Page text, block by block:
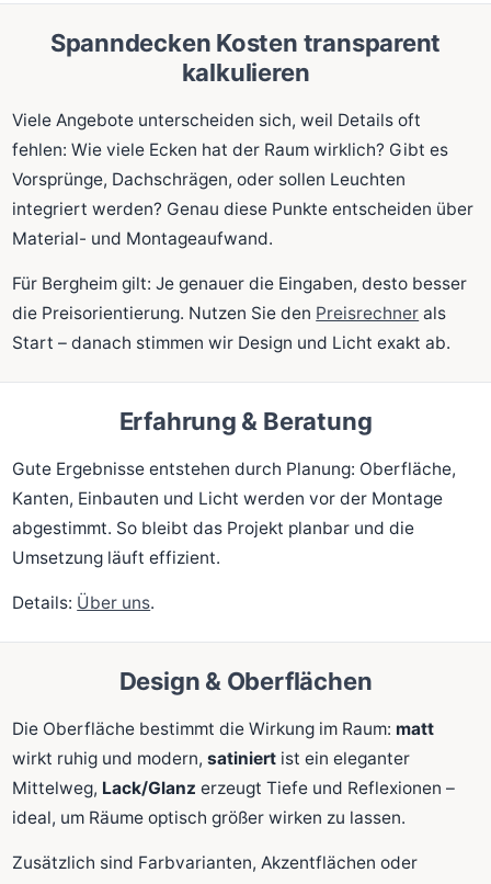
Spanndecken Kosten transparent
kalkulieren
Viele Angebote unterscheiden sich, weil Details oft
fehlen: Wie viele Ecken hat der Raum wirklich? Gibt es
Vorsprünge, Dachschrägen, oder sollen Leuchten
integriert werden? Genau diese Punkte entscheiden über
Material- und Montageaufwand.
Für Bergheim gilt: Je genauer die Eingaben, desto besser
die Preisorientierung. Nutzen Sie den Preisrechner als
Start – danach stimmen wir Design und Licht exakt ab.
Erfahrung & Beratung
Gute Ergebnisse entstehen durch Planung: Oberfläche,
Kanten, Einbauten und Licht werden vor der Montage
abgestimmt. So bleibt das Projekt planbar und die
Umsetzung läuft effizient.
Details: Über uns.
Design & Oberflächen
Die Oberfläche bestimmt die Wirkung im Raum: matt
wirkt ruhig und modern,satiniert ist ein eleganter
Mittelweg, Lack/Glanz erzeugt Tiefe und Reflexionen –
ideal, um Räume optisch größer wirken zu lassen.
Zusätzlich sind Farbvarianten, Akzentflächen oder